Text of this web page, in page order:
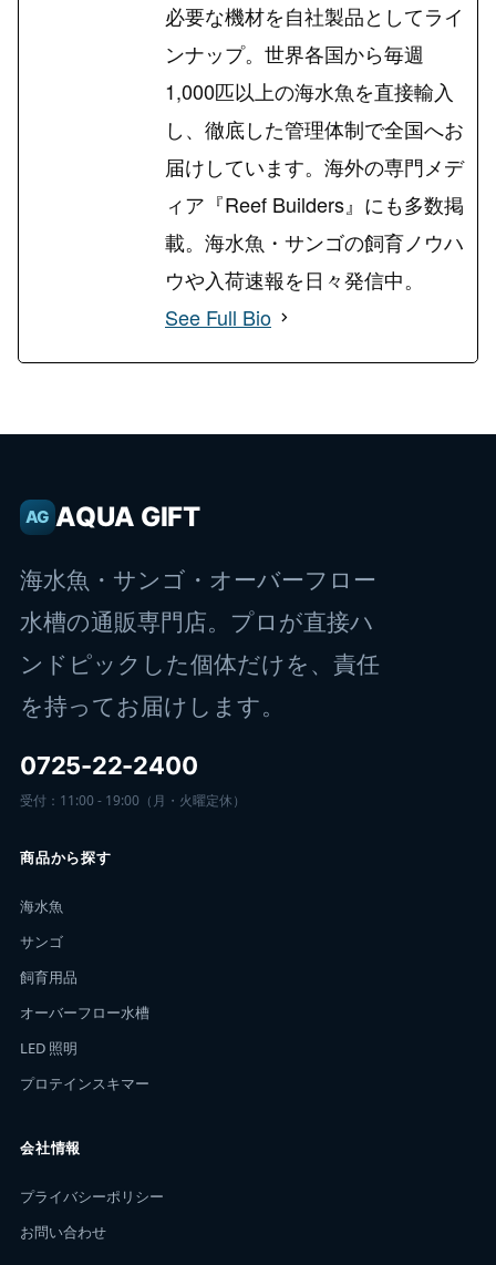
必要な機材を自社製品としてライ
ンナップ。世界各国から毎週
1,000匹以上の海水魚を直接輸入
し、徹底した管理体制で全国へお
届けしています。海外の専門メデ
ィア『Reef Builders』にも多数掲
載。海水魚・サンゴの飼育ノウハ
ウや入荷速報を日々発信中。
See Full Bio
AG AQUA GIFT
海水魚・サンゴ・オーバーフロー
水槽の通販専門店。プロが直接ハ
ンドピックした個体だけを、責任
を持ってお届けします。
0725-22-2400
受付：11:00 - 19:00（月・火曜定休）
商品から探す
海水魚
サンゴ
飼育用品
オーバーフロー水槽
LED 照明
プロテインスキマー
会社情報
プライバシーポリシー
お問い合わせ